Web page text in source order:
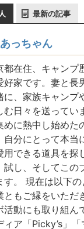
最新の記事
あっちゃん
都在住、キャンプ
好家です。妻と長
に、家族キャンプ
む日々を送ってい
めに熱中し始めた
自分にとって本当
用できる道具を探
試し、そしてこの
す。 現在は以下の
ともご縁をいただ
活動にも取り組ん
ィア「Picky’s」